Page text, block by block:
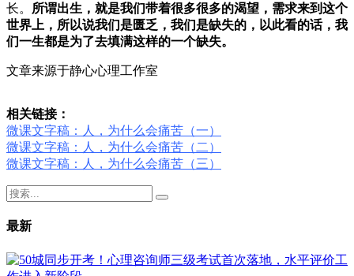
长。 所谓出生，就是我们带着很多很多的渴望，需求来到这个
世界上，所以说我们是匮乏，我们是缺失的，以此看的话，我
们一生都是为了去填满这样的一个缺失。
文章来源于静心心理工作室
相关链接：
微课文字稿：人，为什么会痛苦（一）
微课文字稿：人，为什么会痛苦（二）
微课文字稿：人，为什么会痛苦（三）
最新